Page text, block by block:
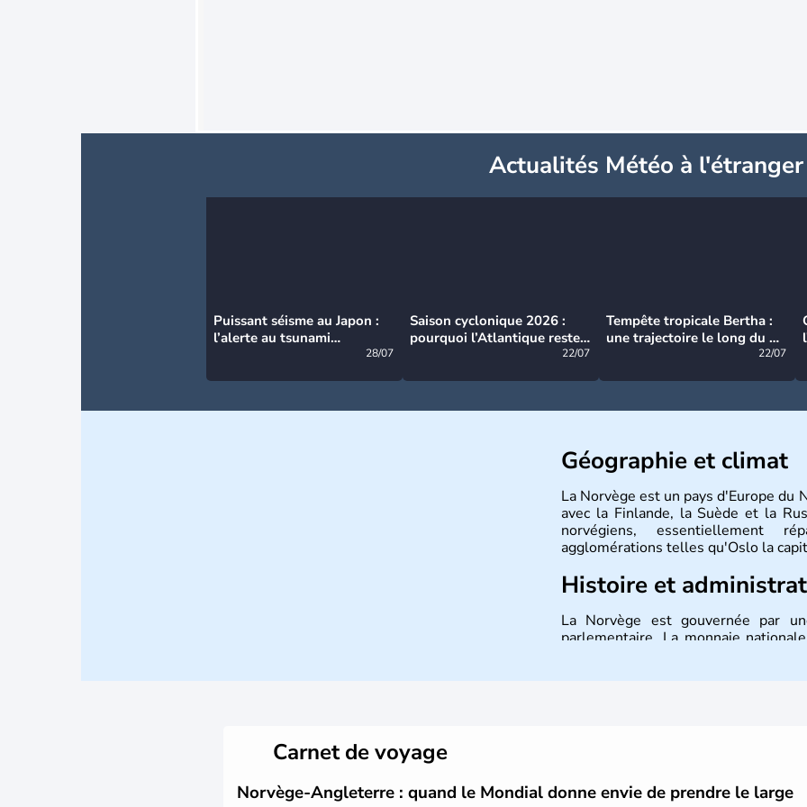
Actualités Météo à l'étranger
Puissant séisme au Japon :
l’alerte au tsunami
28/07
Saison cyclonique 2026 :
pourquoi l’Atlantique reste
22/07
Tempête tropicale Bertha :
une trajectoire le long du du
22/07
Géographie et climat
La Norvège est un pays d'Europe du
avec la Finlande, la Suède et la
norvégiens, essentiellement
agglomérations telles qu'Oslo la
Histoire et
La Norvège est gouvernée par
parlementaire. La monnaie
Carnet de voyage
Norvège-Angleterre : quand le Mondial donne envie de prendre le large